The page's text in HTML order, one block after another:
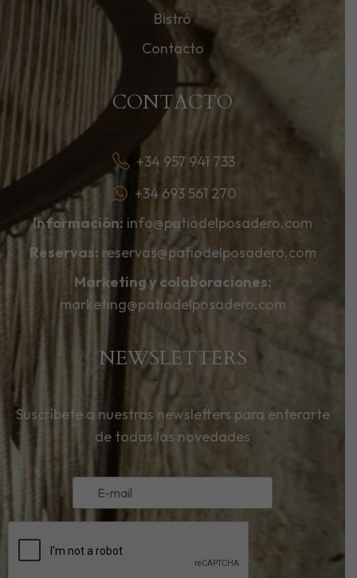
Bistró
Contacto
CONTACTO
+34 957 941 733
+34 693 561 270
Información: info@patiodelposadero.com
Reservas: reservas@patiodelposadero.com
Marketing y colaboraciones:
marketing@patiodelposadero.com
NEWSLETTERS
Suscríbete a nuestras newsletters para enterarte
de todas las novedades